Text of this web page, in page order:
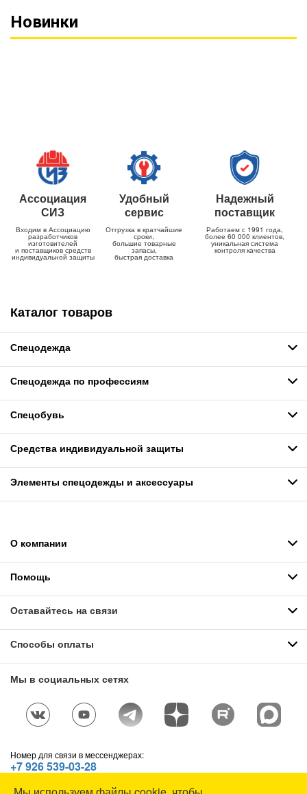
Новинки
Ассоциация
СИЗ
Входим в Ассоциацию
разработчиков
изготовителей
и поставщиков средств
индивидуальной защиты
Удобный
сервис
Отгрузка в кратчайшие
сроки,
большие товарные
запасы,
быстрая доставка
Надежный
поставщик
Работаем с 1991 года,
более 60 000 клиентов,
уникальная система
контроля качества
Каталог товаров
Спецодежда
Спецодежда по профессиям
Спецобувь
Средства индивидуальной защиты
Элементы спецодежды и аксессуары
О компании
Помощь
Оставайтесь на связи
Способы оплаты
Мы в социальных сетях
Номер для связи в мессенджерах:
+7 926 539-03-28